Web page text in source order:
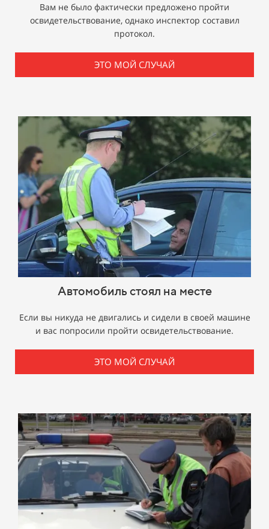
Вам не было фактически предложено пройти
освидетельствование, однако инспектор составил
протокол.
ЭТО МОЙ СЛУЧАЙ
Автомобиль стоял на месте
Если вы никуда не двигались и сидели в своей машине
и вас попросили пройти освидетельствование.
ЭТО МОЙ СЛУЧАЙ